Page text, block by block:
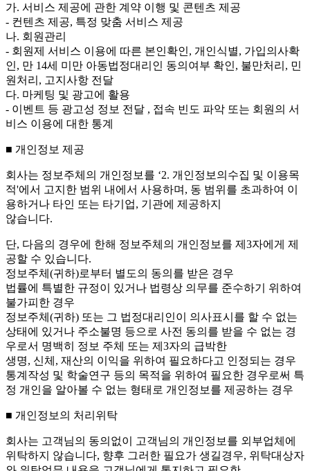
가. 서비스 제공에 관한 계약 이행 및 콘텐츠 제공
- 컨텐츠 제공, 특정 맞춤 서비스 제공
나. 회원관리
- 회원제 서비스 이용에 따른 본인확인, 개인식별, 가입의사확
인, 만 14세 미만 아동법정대리인 동의여부 확인, 불만처리, 민
원처리, 고지사항 전달
다. 마케팅 및 광고에 활용
- 이벤트 등 광고성 정보 전달 , 접속 빈도 파악 또는 회원의 서
비스 이용에 대한 통계
■ 개인정보 제공
회사는 정보주체의 개인정보를 ‘2. 개인정보의수집 및 이용목
적'에서 고지한 범위 내에서 사용하며, 동 범위를 초과하여 이
용하거나 타인 또는 타기업, 기관에 제공하지
않습니다.
단, 다음의 경우에 한해 정보주체의 개인정보를 제3자에게 제
공할 수 있습니다.
정보주체(귀하)로부터 별도의 동의를 받은 경우
법률에 특별한 규정이 있거나 법령상 의무를 준수하기 위하여
불가피한 경우
정보주체(귀하) 또는 그 법정대리인이 의사표시를 할 수 없는
상태에 있거나 주소불명 등으로 사전 동의를 받을 수 없는 경
우로서 명백히 정보 주체 또는 제3자의 급박한
생명, 신체, 재산의 이익을 위하여 필요하다고 인정되는 경우
통계작성 및 학술연구 등의 목적을 위하여 필요한 경우로써 특
정 개인을 알아볼 수 없는 형태로 개인정보를 제공하는 경우
■ 개인정보의 처리위탁
회사는 고객님의 동의없이 고객님의 개인정보를 외부업체에
위탁하지 않습니다, 향후 그러한 필요가 생길경우, 위탁대상자